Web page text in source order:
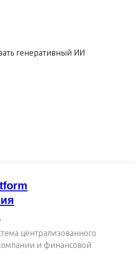
генеративный ИИ
централизованного
и финансовой